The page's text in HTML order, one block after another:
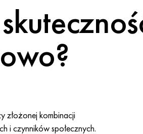
złożonej kombinacji
i czynników społecznych.